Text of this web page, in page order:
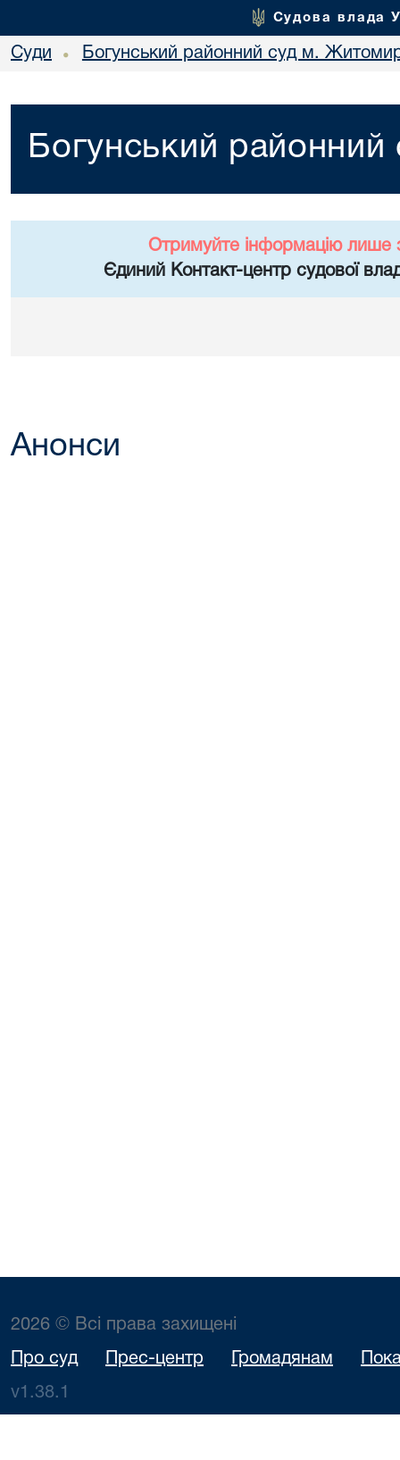
Судова влада
Суди • Богунський районний суд м.
Богунський
Отримуйте інформацію лише
Єдиний Контакт-центр судової
Анонси
2026 © Всі права захищені
Про суд Прес-центр Громадянам
v1.38.1